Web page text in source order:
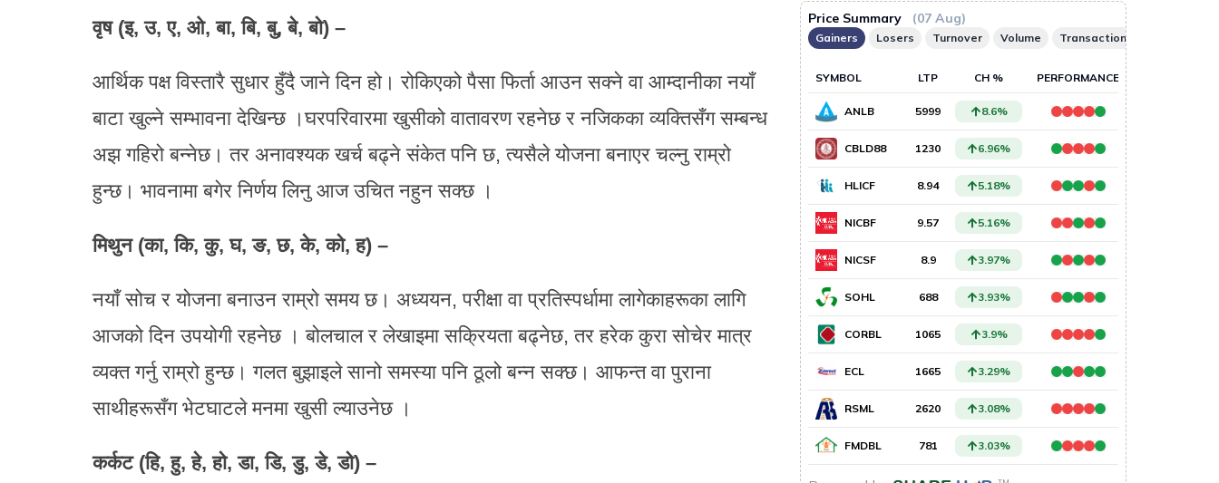
वृष (इ, उ, ए, ओ, बा, बि, बु, बे, बो) –
आर्थिक पक्ष विस्तारै सुधार हुँदै जाने दिन हो। रोकिएको पैसा फिर्ता आउन सक्ने वा आम्दानीका नयाँ
बाटा खुल्ने सम्भावना देखिन्छ ।घरपरिवारमा खुसीको वातावरण रहनेछ र नजिकका व्यक्तिसँग सम्बन्ध
अझ गहिरो बन्नेछ। तर अनावश्यक खर्च बढ्ने संकेत पनि छ, त्यसैले योजना बनाएर चल्नु राम्रो
हुन्छ। भावनामा बगेर निर्णय लिनु आज उचित नहुन सक्छ ।
मिथुन (का, कि, कु, घ, ङ, छ, के, को, ह) –
नयाँ सोच र योजना बनाउन राम्रो समय छ। अध्ययन, परीक्षा वा प्रतिस्पर्धामा लागेकाहरूका लागि
आजको दिन उपयोगी रहनेछ । बोलचाल र लेखाइमा सक्रियता बढ्नेछ, तर हरेक कुरा सोचेर मात्र
व्यक्त गर्नु राम्रो हुन्छ। गलत बुझाइले सानो समस्या पनि ठूलो बन्न सक्छ। आफन्त वा पुराना
साथीहरूसँग भेटघाटले मनमा खुसी ल्याउनेछ ।
कर्कट (हि, हु, हे, हो, डा, डि, डु, डे, डो) –